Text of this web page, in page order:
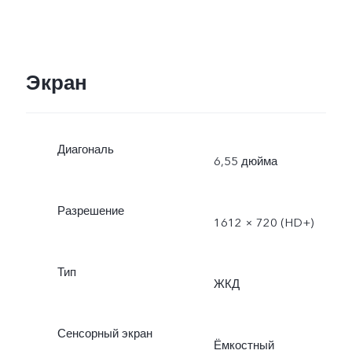
Экран
Диагональ
6,55 дюйма
Разрешение
1612 × 720 (HD+)
Тип
ЖКД
Сенсорный экран
Ёмкостный